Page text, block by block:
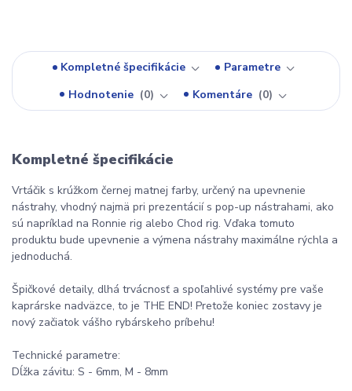
Kompletné špecifikácie
Parametre
Hodnotenie
0 Komentáre 0
Kompletné špecifikácie
Vrtáčik s krúžkom černej matnej farby, určený na upevnenie
nástrahy, vhodný najmä pri prezentácií s pop-up nástrahami, ako
sú napríklad na Ronnie rig alebo Chod rig. Vďaka tomuto
produktu bude upevnenie a výmena nástrahy maximálne rýchla a
jednoduchá.
Špičkové detaily, dlhá trvácnosť a spoľahlivé systémy pre vaše
kaprárske nadväzce, to je THE END! Pretože koniec zostavy je
nový začiatok vášho rybárskeho príbehu!
Technické parametre:
Dĺžka závitu: S - 6mm, M - 8mm